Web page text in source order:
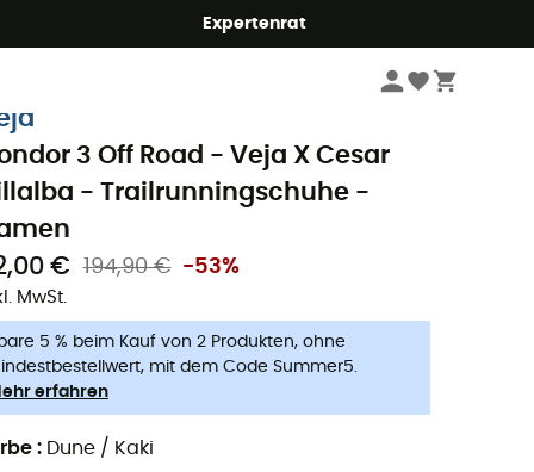
Expertenrat
Trailrunningschuhe - Damen
3 Off Road - Veja X Cesar
- Trailrunningschuhe -
€
194,90 € -53%
MwSt.
5 % beim Kauf von 2 Produkten, ohne
mit dem Code Summer5.
erfahren
: Dune / Kaki